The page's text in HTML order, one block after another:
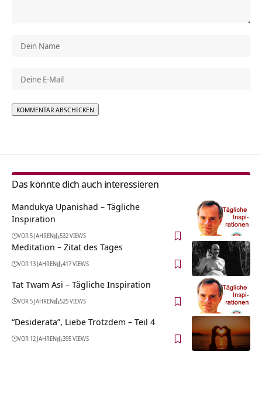
Das könnte dich auch interessieren
Mandukya Upanishad – Tägliche
Inspiration
VOR 5 JAHREN 532 VIEWS
Meditation – Zitat des Tages
VOR 13 JAHREN 417 VIEWS
Tat Twam Asi – Tägliche Inspiration
VOR 5 JAHREN 525 VIEWS
“Desiderata”, Liebe Trotzdem – Teil 4
VOR 12 JAHREN 395 VIEWS